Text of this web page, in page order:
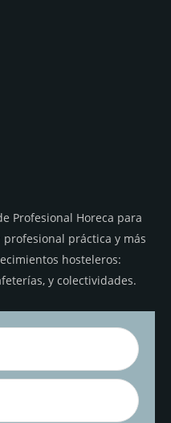
Profesional Horeca para
práctica y más
hosteleros:
y colectividades.